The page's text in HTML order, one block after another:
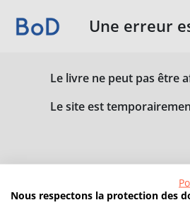
Une erreur
Le livre ne peut pas être
Le site est
Nous respectons la protection des